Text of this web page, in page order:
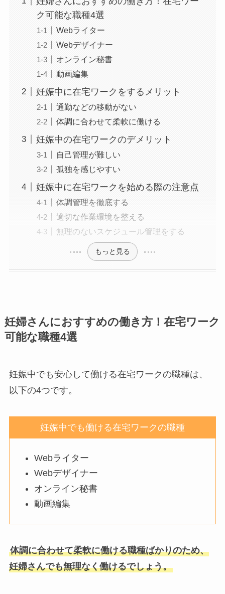
ク可能な職種4選
Webライター
Webデザイナー
オンライン秘書
動画編集
妊娠中に在宅ワークをするメリット
通勤などの移動がない
体調に合わせて柔軟に働ける
妊娠中の在宅ワークのデメリット
自己管理が難しい
孤独を感じやすい
妊娠中に在宅ワークを始める際の注意点
体調管理を徹底する
適切な作業環境を整える
無理のないスケジュール管理をする
もっと見る
妊婦さんにおすすめの働き方！在宅ワーク
可能な職種4選
妊娠中でも安心して働ける在宅ワークの職種は、
以下の4つです。
妊娠中でも働ける在宅ワークの職種
Webライター
Webデザイナー
オンライン秘書
動画編集
体調に合わせて柔軟に働ける職種ばかりのため、
妊婦さんでも無理なく働けるでしょう。